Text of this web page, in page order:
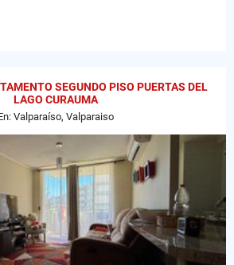
SEGUNDO PISO PUERTAS DEL
LAGO CURAUMA
Valparaíso, Valparaiso